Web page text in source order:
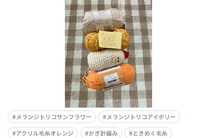
メランジトリコサンフラワー
メランジトリコアイボリー
アクリル毛糸オレンジ
かぎ針編み
ときめく毛糸